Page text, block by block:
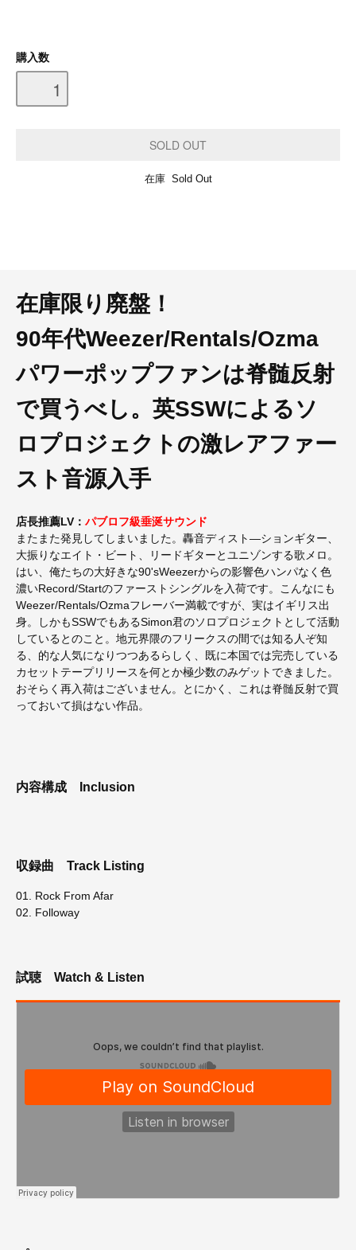
購入数
在庫 Sold Out
在庫限り廃盤！
90年代Weezer/Rentals/Ozma
パワーポップファンは脊髄反射
で買うべし。英SSWによるソ
ロプロジェクトの激レアファー
スト音源入手
店長推薦LV： パブロフ級垂涎サウンド
またまた発見してしまいました。轟音ディスト―ションギター、
大振りなエイト・ビート、リードギターとユニゾンする歌メロ。
はい、俺たちの大好きな90'sWeezerからの影響色ハンパなく色
濃いRecord/Startのファーストシングルを入荷です。こんなにも
Weezer/Rentals/Ozmaフレーバー満載ですが、実はイギリス出
身。しかもSSWでもあるSimon君のソロプロジェクトとして活動
しているとのこと。地元界隈のフリークスの間では知る人ぞ知
る、的な人気になりつつあるらしく、既に本国では完売している
カセットテープリリースを何とか極少数のみゲットできました。
おそらく再入荷はございません。とにかく、これは脊髄反射で買
っておいて損はない作品。
内容構成 Inclusion
収録曲 Track Listing
01. Rock From Afar
02. Followay
試聴 Watch & Listen